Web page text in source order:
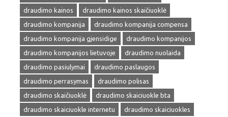
draudimo kainos
draudimo kainos skaičiuoklė
draudimo kompanija
draudimo kompanija compensa
draudimo kompanija gjensidige
draudimo kompanijos
draudimo kompanijos lietuvoje
draudimo nuolaida
draudimo pasiulymai
draudimo paslaugos
draudimo perrasymas
draudimo polisas
draudimo skaičiuoklė
draudimo skaiciuokle bta
draudimo skaiciuokle internetu
draudimo skaiciuokles